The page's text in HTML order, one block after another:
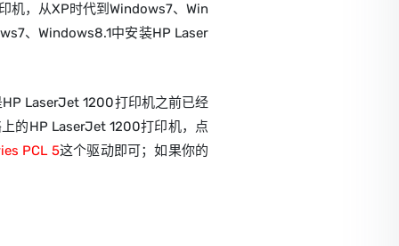
机，从XP时代到Windows7、Win
、Windows8.1中安装HP Laser
LaserJet 1200打印机之前已经
的HP LaserJet 1200打印机，点
PCL 5这个驱动即可；如果你的